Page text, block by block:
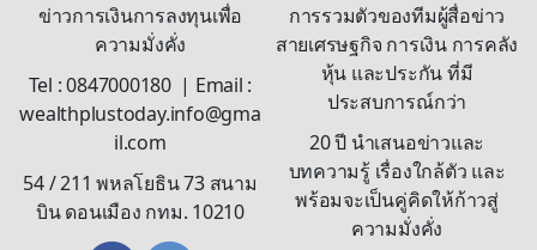
ข่าวการเงินการลงทุนเพื่อ
ความมั่งคั่ง
Tel : 0847000180 | Email :
wealthplustoday.info@gma
il.com
54 / 211 พหลโยธิน 73 สนาม
บิน ดอนเมือง กทม. 10210
การรวมตัวของทีมผู้สื่อข่าว
สายเศรษฐกิจ การเงิน การคลัง
หุ้น และประกัน ที่มี
ประสบการณ์กว่า
20 ปี นำเสนอข่าวและ
บทความรู้ เรื่องใกล้ตัว และ
พร้อมจะเป็นคู่คิดให้ก้าวสู่
ความมั่งคั่ง